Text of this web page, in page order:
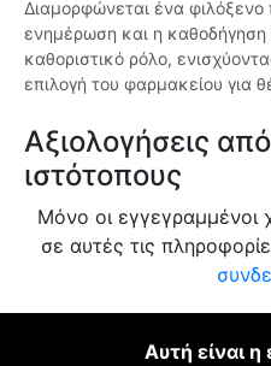
Διαμορφώνεται ένα φιλόξενο
ενημέρωση και η καθοδήγηση
καθοριστικό ρόλο,
επιλογή του φαρμακείου για
Αξιολογήσεις
ιστότοπους
Μόνο οι
σε αυτές τις
Αυτή είναι η